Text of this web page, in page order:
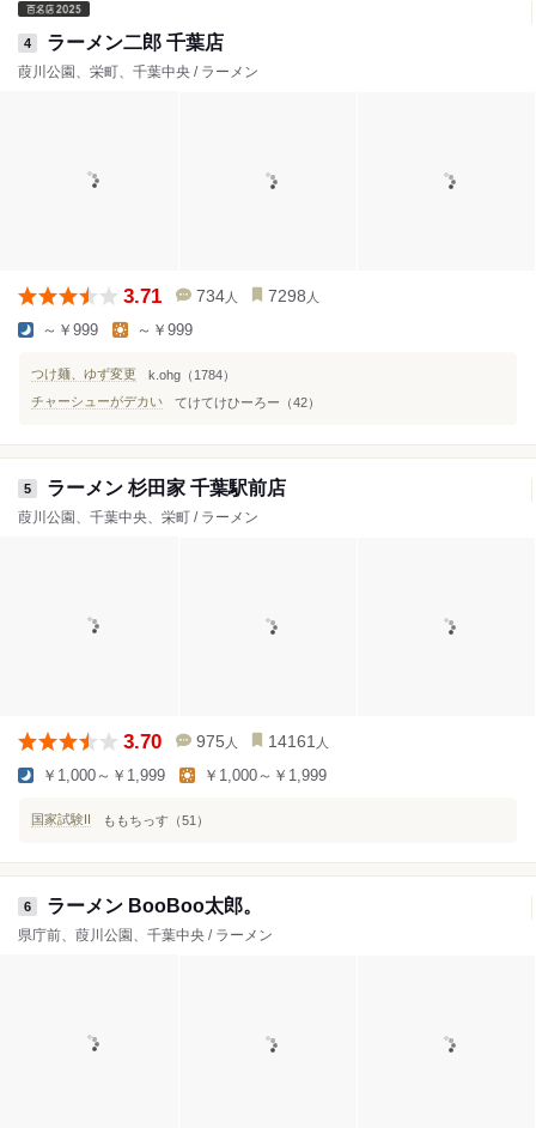
4 ラーメン二郎 千葉店
葭川公園、栄町、千葉中央 / ラーメン
3.71 734 人 7298 人
～￥999 ～￥999
つけ麺、ゆず変更
k.ohg（1784）
チャーシューがデカい
てけてけひーろー（42）
5 ラーメン 杉田家 千葉駅前店
葭川公園、千葉中央、栄町 / ラーメン
3.70 975 人 14161 人
￥1,000～￥1,999 ￥1,000～￥1,999
国家試験II ももちっす（51）
6 ラーメン BooBoo太郎。
県庁前、葭川公園、千葉中央 / ラーメン